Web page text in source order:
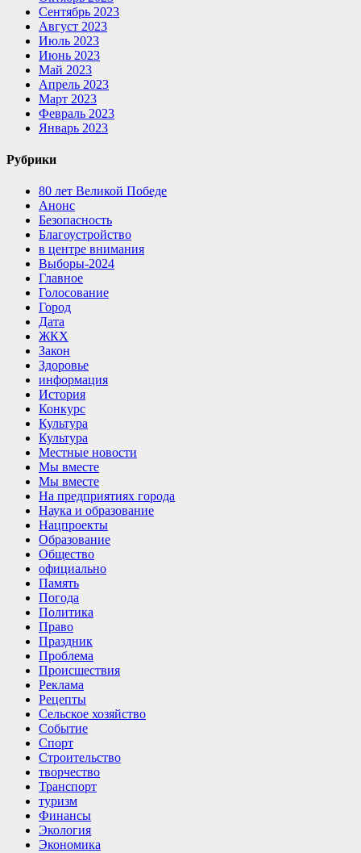
Сентябрь 2023
Август 2023
Июль 2023
Июнь 2023
Май 2023
Апрель 2023
Март 2023
Февраль 2023
Январь 2023
Рубрики
80 лет Великой Победе
Анонс
Безопасность
Благоустройство
в центре внимания
Выборы-2024
Главное
Голосование
Город
Дата
ЖКХ
Закон
Здоровье
информация
История
Конкурс
Культура
Культура
Местные новости
Мы вместе
Мы вместе
На предприятиях города
Наука и образование
Нацпроекты
Образование
Общество
официально
Память
Погода
Политика
Право
Праздник
Проблема
Происшествия
Реклама
Рецепты
Сельское хозяйство
Событие
Спорт
Строительство
творчество
Транспорт
туризм
Финансы
Экология
Экономика